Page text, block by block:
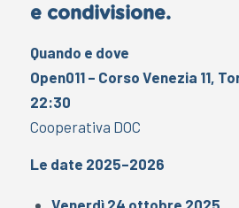
e condivisione.
Quando e dove
Open011 – Corso Venezia 11,
22:30
Cooperativa DOC
Le date 2025–2026
Venerdì 24 ottobre 2025